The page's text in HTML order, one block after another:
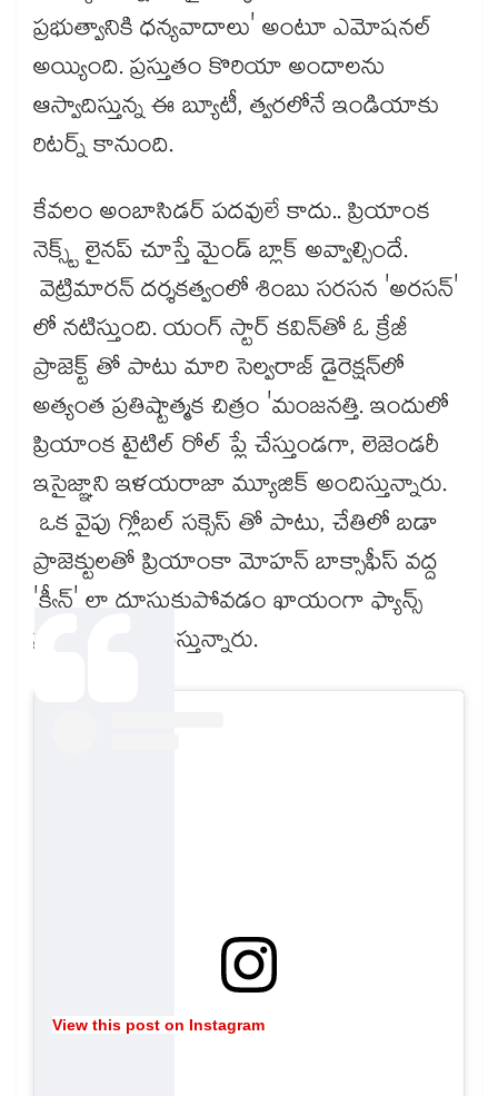
ప్రభుత్వానికి ధన్యవాదాలు' అంటూ ఎమోషనల్
అయ్యింది. ప్రస్తుతం కొరియా అందాలను
ఆస్వాదిస్తున్న ఈ బ్యూటీ, త్వరలోనే ఇండియాకు
రిటర్న్ కానుంది.
కేవలం అంబాసిడర్ పదవులే కాదు.. ప్రియాంక
నెక్స్ట్ లైనప్ చూస్తే మైండ్ బ్లాక్ అవ్వాల్సిందే.
వెట్రిమారన్ దర్శకత్వంలో శింబు సరసన 'అరసన్'
లో నటిస్తుంది. యంగ్ స్టార్ కవిన్‌తో ఓ క్రేజీ
ప్రాజెక్ట్ తో పాటు మారి సెల్వరాజ్ డైరెక్షన్‌లో
అత్యంత ప్రతిష్టాత్మక చిత్రం 'మంజనత్తి. ఇందులో
ప్రియాంక టైటిల్ రోల్ ప్లే చేస్తుండగా, లెజెండరీ
ఇసైజ్ఞాని ఇళయరాజా మ్యూజిక్ అందిస్తున్నారు.
ఒక వైపు గ్లోబల్ సక్సెస్ తో పాటు, చేతిలో బడా
ప్రాజెక్టులతో ప్రియాంకా మోహన్ బాక్సాఫీస్ వద్ద
'క్వీన్' లా దూసుకుపోవడం ఖాయంగా ఫ్యాన్స్
ప్రశంసలు కురిపిస్తున్నారు.
View this post on Instagram